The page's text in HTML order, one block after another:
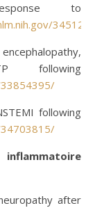
to
following
following
inflammatoire
after